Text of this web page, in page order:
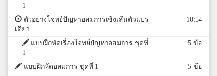
1
ตัวอย่างโจทย์ปัญหาอสมการเชิงเส้นตัวแปร
เดียว
10:54
แบบฝึกหัดเรื่องโจทย์ปัญหาอสมการ ชุดที่
1
5 ข้อ
แบบฝึกหัดอสมการ ชุดที่ 1
5 ข้อ